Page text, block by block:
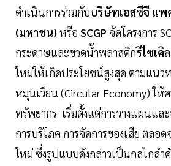
ดำเนินการร่วมกับบริษัทเอสซีจี แพ
(มหาชน) หรือ SCGP จัดโครงการ
กระดาษและขวดน้ำพลาสติกรีไซเคิล
ใหม่ให้เกิดประโยชน์สูงสุด ตามแนว
หมุนเวียน (Circular Economy) ให้
ทรัพยากร เริ่มตั้งแต่การวางแผนแล
การบริโภค การจัดการของเสีย ตลอ
ใหม่ ซึ่งรูปแบบดังกล่าวเป็นกลไกส